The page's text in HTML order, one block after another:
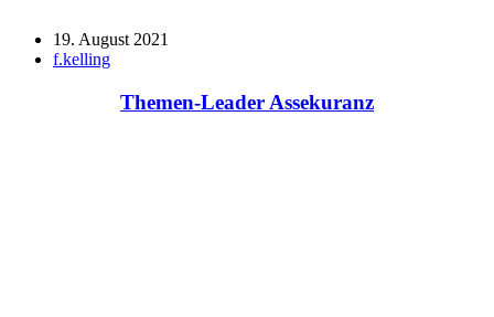
19. August 2021
f.kelling
Themen-Leader Assekuranz